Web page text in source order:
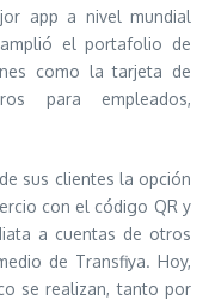
app a nivel mundial
el portafolio de
como la tarjeta de
para empleados,
sus clientes la opción
con el código QR y
a cuentas de otros
de Transfiya. Hoy,
se realizan, tanto por